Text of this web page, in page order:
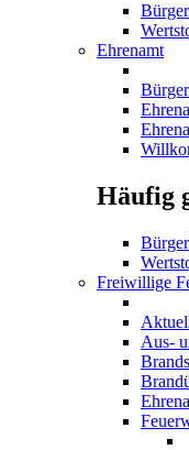
Ehrenamt
Häufig
Freiwillige
Aus-